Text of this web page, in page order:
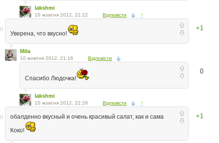
lakshmi
10 жовтня 2012, 22:22 Відповісти ↑
+1
Уверена, что вкусно!
Mila
10 жовтня 2012, 21:16 Відповісти
0
Спасибо Людочка!
lakshmi
10 жовтня 2012, 22:26 Відповісти ↑
+1
обалденно вкусный и очень красивый салат, как и сама
Коко!